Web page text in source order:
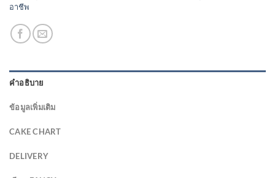
อาชีพ
คำอธิบาย
ข้อมูลเพิ่มเติม
CAKE CHART
DELIVERY